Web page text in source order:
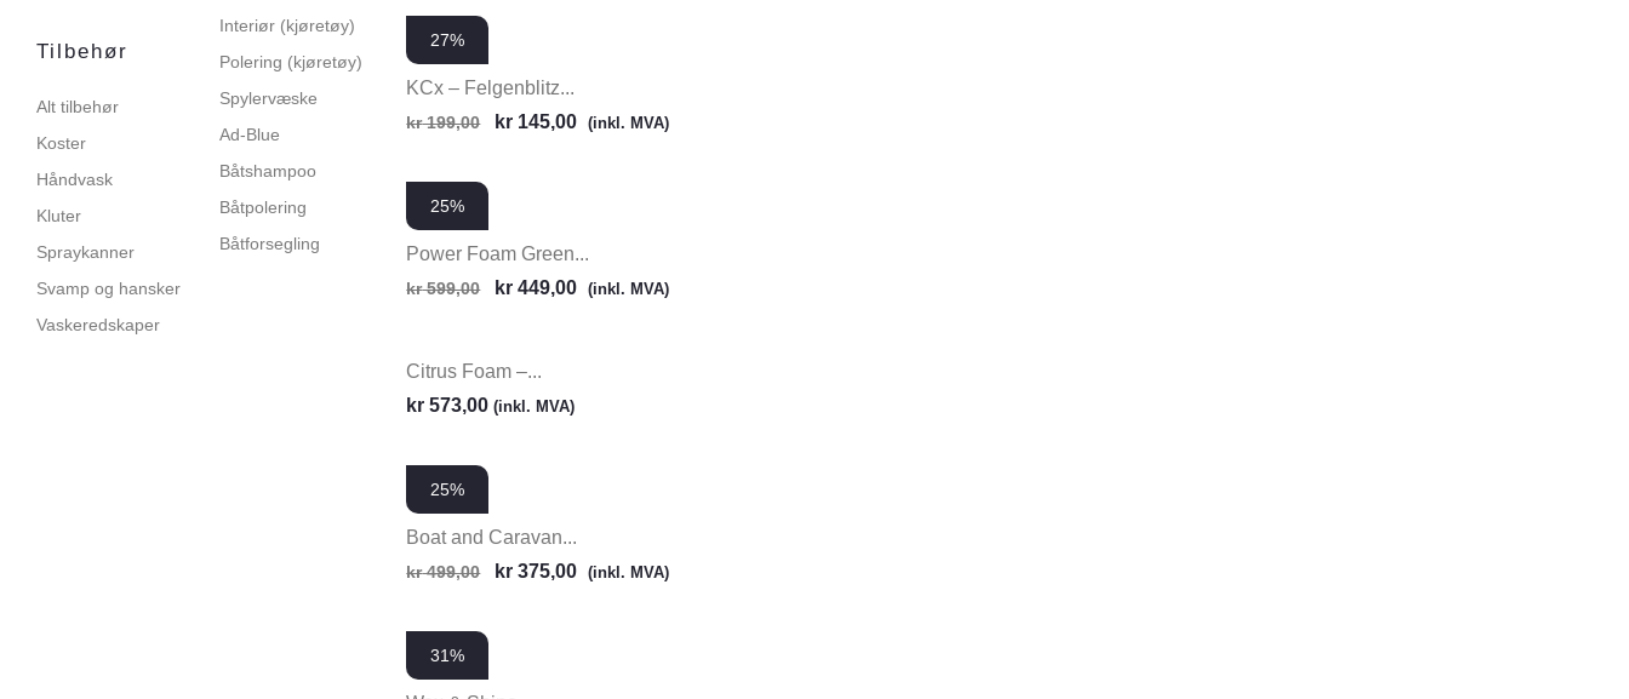
Tilbehør
Alt tilbehør
Koster
Håndvask
Kluter
Spraykanner
Svamp og hansker
Vaskeredskaper
Interiør (kjøretøy)
Polering (kjøretøy)
Spylervæske
Ad-Blue
Båtshampoo
Båtpolering
Båtforsegling
27%
KCx – Felgenblitz...
kr199,00 kr 145,00 (inkl. MVA)
25%
Power Foam Green...
kr599,00 kr 449,00 (inkl. MVA)
Citrus Foam –...
kr 573,00 (inkl. MVA)
25%
Boat and Caravan...
kr499,00 kr 375,00 (inkl. MVA)
31%